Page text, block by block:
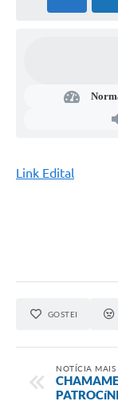
Link Edital
GOSTEI
NOTÍCIA MAIS